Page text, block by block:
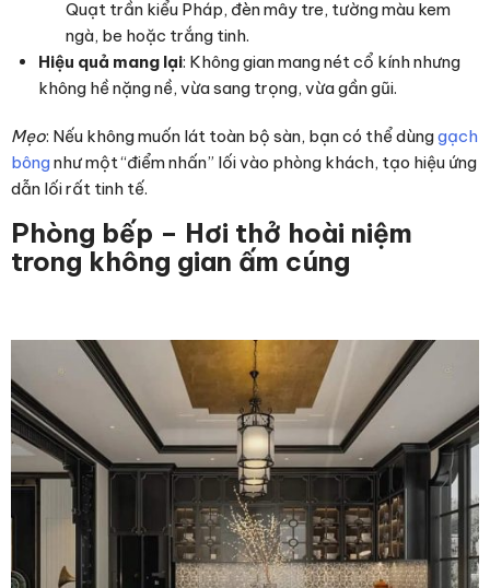
Quạt trần kiểu Pháp, đèn mây tre, tường màu kem
ngà, be hoặc trắng tinh.
Hiệu quả mang lại: Không gian mang nét cổ kính nhưng
không hề nặng nề, vừa sang trọng, vừa gần gũi.
Mẹo: Nếu không muốn lát toàn bộ sàn, bạn có thể dùnggạch
bôngnhư một “điểm nhấn” lối vào phòng khách, tạo hiệu ứng
dẫn lối rất tinh tế.
Phòng bếp – Hơi thở hoài niệm
trong không gian ấm cúng